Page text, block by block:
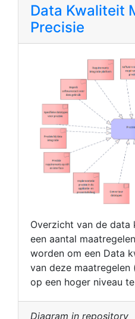
Data Kwaliteit
Precisie
Overzicht van de data
een aantal
worden om een Data
van deze maatregelen
op een hoger niveau
Diagram in repository